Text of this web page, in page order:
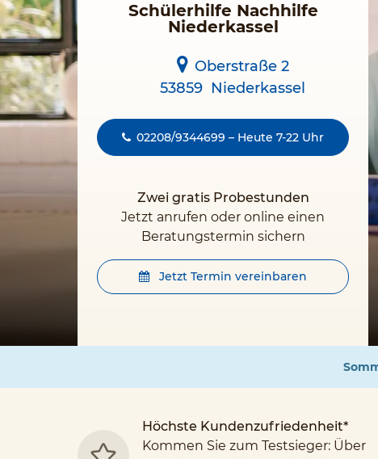
Schülerhilfe Nachhilfe
Niederkassel
Oberstraße 2
53859 Niederkassel
Zwei gratis Probestunden
Jetzt anrufen oder online einen
Beratungstermin sichern
02208/9344699 – Heute 7-22 Uhr
Jetzt Termin vereinbaren
Höchste Kundenzufriedenheit*
Kommen Sie zum Testsieger: Über